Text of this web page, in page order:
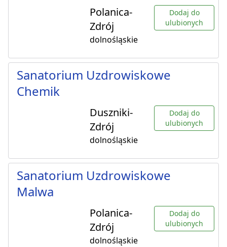
Polanica-
Zdrój
dolnośląskie
Dodaj do
ulubionych
Sanatorium Uzdrowiskowe
Chemik
Duszniki-
Zdrój
dolnośląskie
Dodaj do
ulubionych
Sanatorium Uzdrowiskowe
Malwa
Polanica-
Zdrój
dolnośląskie
Dodaj do
ulubionych